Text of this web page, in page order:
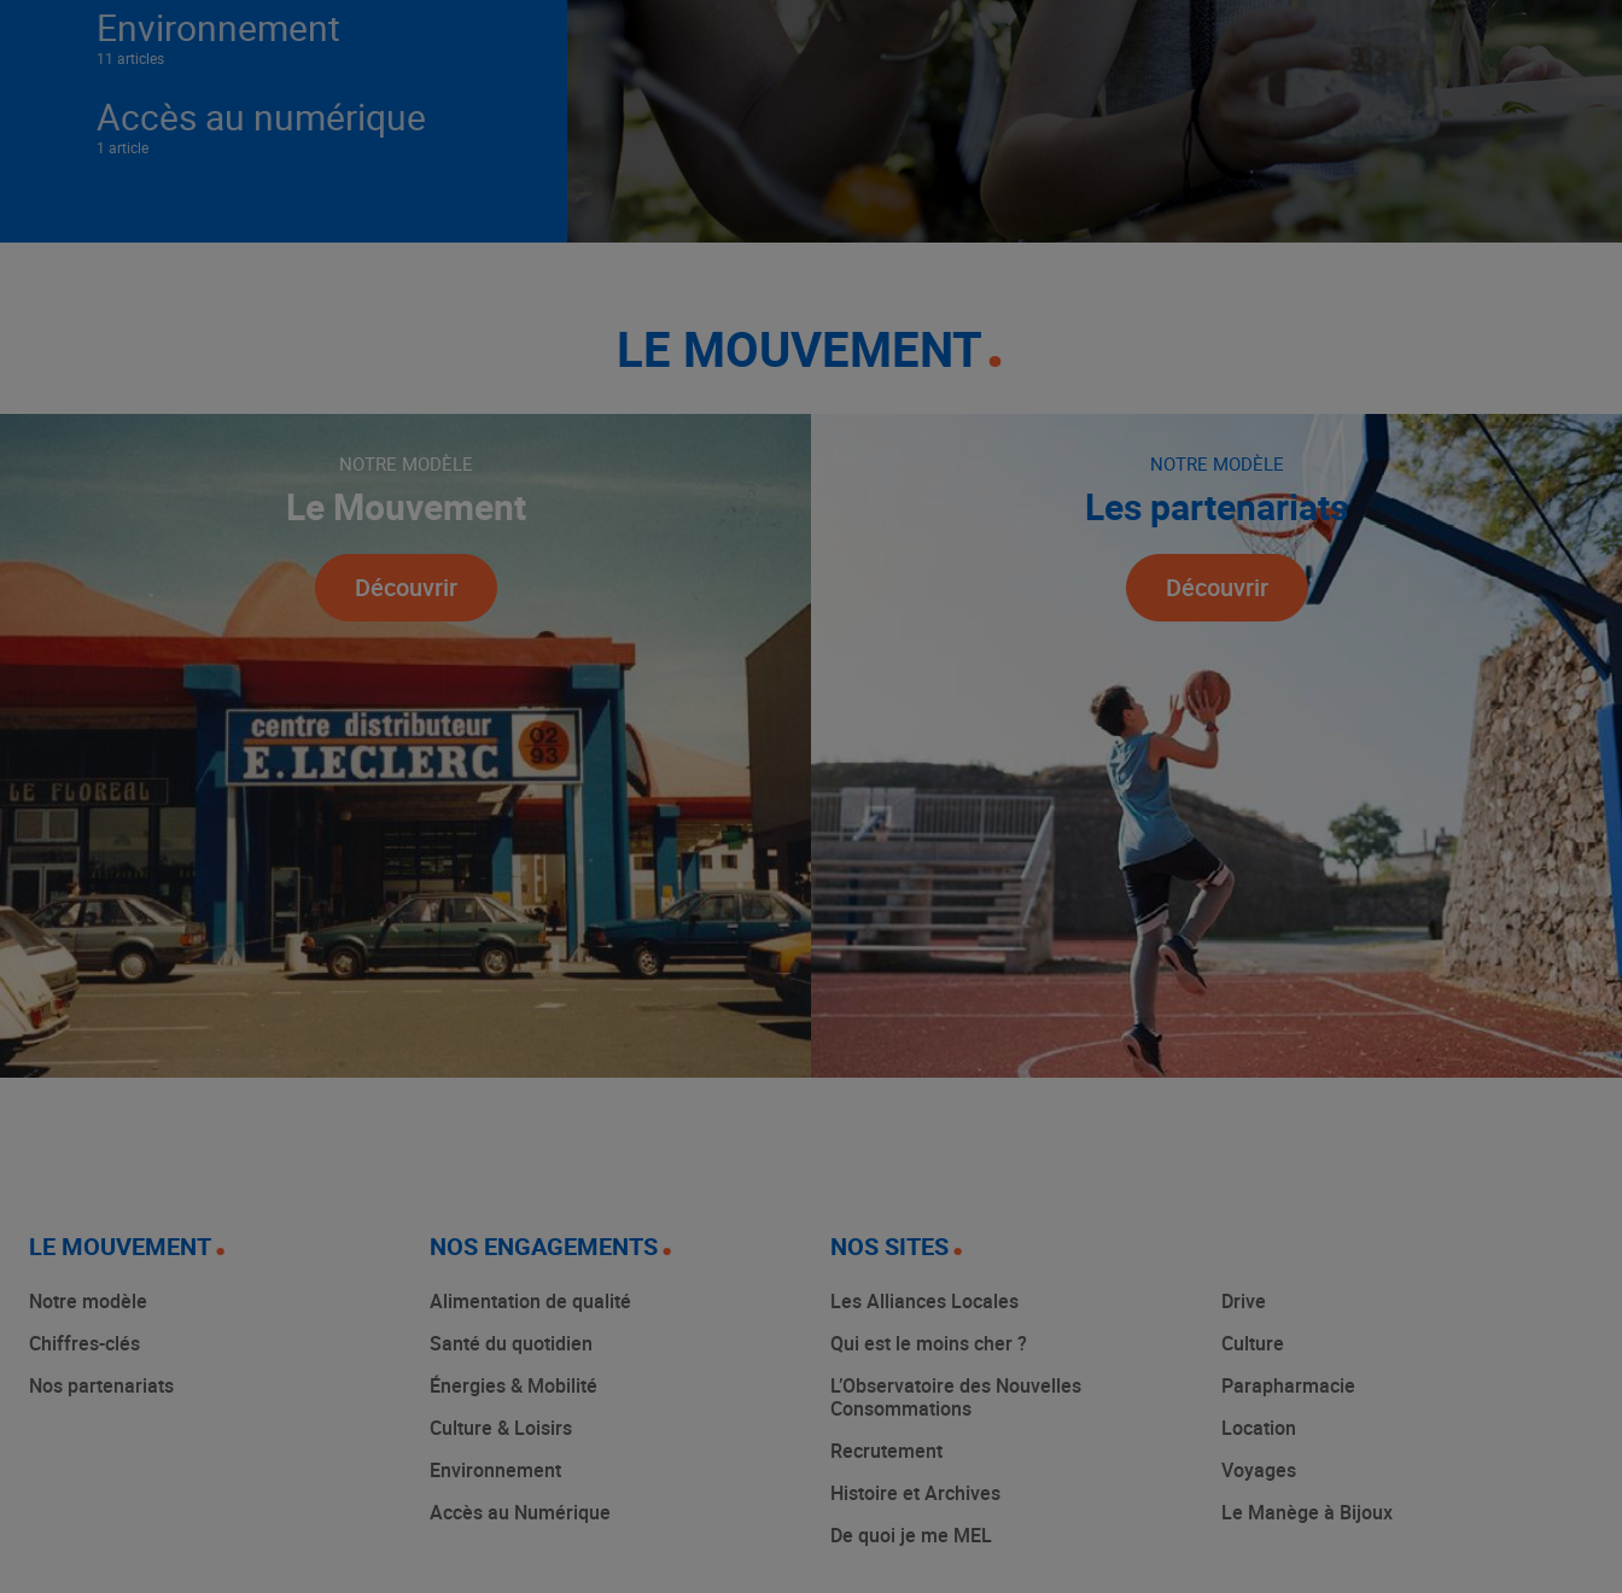
La Grande Rencontre 2024,
Environnement
11 articles
Accès au numérique
1 article
LE MOUVEMENT
NOTRE MODÈLE
Le Mouvement
Découvrir
NOTRE MODÈLE
Les partenariats
Découvrir
LE MOUVEMENT
Notre modèle
Chiffres-clés
Nos partenariats
NOS ENGAGEMENTS
Alimentation de qualité
Santé du quotidien
Énergies & Mobilité
Culture & Loisirs
Environnement
Accès au Numérique
NOS SITES
Les Alliances Locales
Qui est le moins cher ?
L’Observatoire des Nouvelles
Consommations
Recrutement
Histoire et Archives
De quoi je me MEL
Drive
Culture
Parapharmacie
Location
Voyages
Le Manège à Bijoux